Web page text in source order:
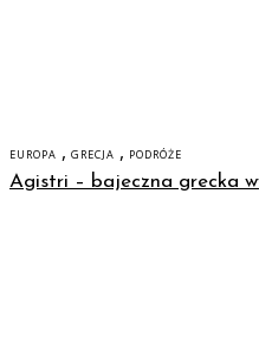
EUROPA , GRECJA , PODRÓŻE
Agistri – bajeczna grecka